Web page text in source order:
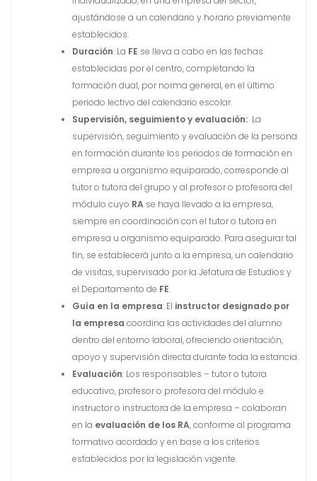
ajustándose a un calendario y horario previamente
establecidos.
Duración: La FE se lleva a cabo en las fechas
establecidas por el centro, completando la
formación dual, por norma general, en el último
periodo lectivo del calendario escolar.
Supervisión, seguimiento y evaluación: La
supervisión, seguimiento y evaluación de la persona
en formación durante los periodos de formación en
empresa u organismo equiparado, corresponde al
tutor o tutora del grupo y al profesor o profesora del
módulo cuyo RA se haya llevado a la empresa,
siempre en coordinación con el tutor o tutora en
empresa u organismo equiparado. Para asegurar tal
fin, se establecerá junto a la empresa, un calendario
de visitas, supervisado por la Jefatura de Estudios y
el Departamento de FE.
Guía en la empresa: El instructor designado por
la empresa coordina las actividades del alumno
dentro del entorno laboral, ofreciendo orientación,
apoyo y supervisión directa durante toda la estancia.
Evaluación: Los responsables – tutor o tutora
educativo, profesor o profesora del módulo e
instructor o instructora de la empresa – colaboran
en la evaluación de los RA, conforme al programa
formativo acordado y en base a los criterios
establecidos por la legislación vigente.